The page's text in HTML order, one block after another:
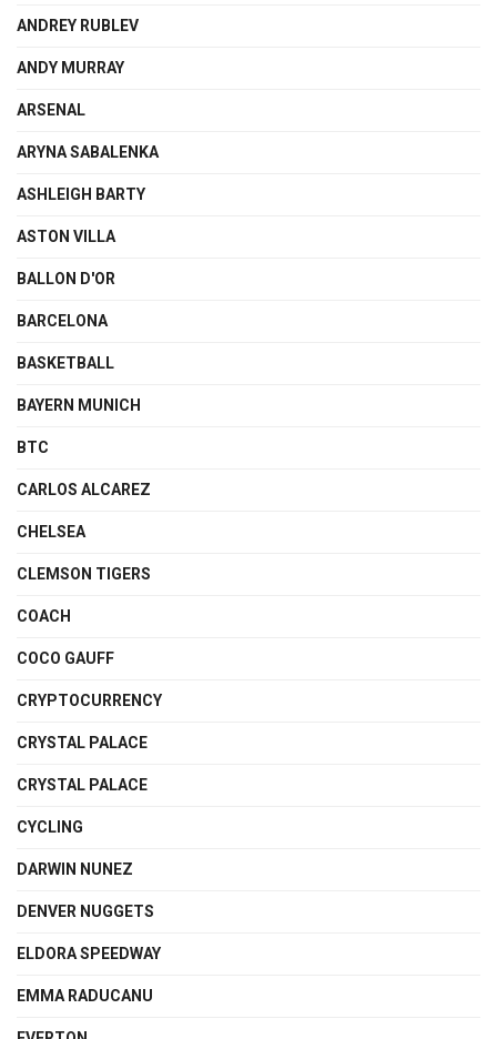
ANDREY RUBLEV
ANDY MURRAY
ARSENAL
ARYNA SABALENKA
ASHLEIGH BARTY
ASTON VILLA
BALLON D'OR
BARCELONA
BASKETBALL
BAYERN MUNICH
BTC
CARLOS ALCAREZ
CHELSEA
CLEMSON TIGERS
COACH
COCO GAUFF
CRYPTOCURRENCY
CRYSTAL PALACE
CRYSTAL PALACE
CYCLING
DARWIN NUNEZ
DENVER NUGGETS
ELDORA SPEEDWAY
EMMA RADUCANU